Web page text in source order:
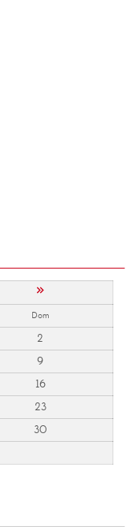
»
Dom
2
9
16
23
30